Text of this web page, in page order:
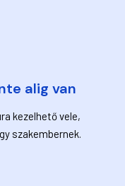
alig van
kezelhető vele,
szakembernek.